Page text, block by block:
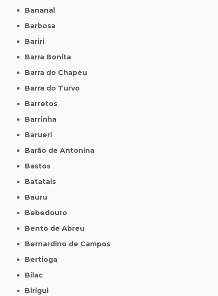
Bananal
Barbosa
Bariri
Barra Bonita
Barra do Chapéu
Barra do Turvo
Barretos
Barrinha
Barueri
Barão de Antonina
Bastos
Batatais
Bauru
Bebedouro
Bento de Abreu
Bernardino de Campos
Bertioga
Bilac
Birigui